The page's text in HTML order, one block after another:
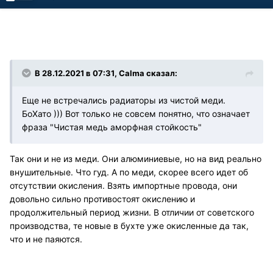
В 28.12.2021 в 07:31, Calma сказал:
Еще не встречались радиаторы из чистой меди.
БоХато ))) Вот только не совсем понятно, что означает
фраза "Чистая медь аморфная стойкость"
Так они и не из меди. Они алюминиевые, но на вид реально
внушительные. Что гуд. А по меди, скорее всего идет об
отсутствии окисления. Взять импортные провода, они
довольно сильно противостоят окислению и
продолжительный период жизни. В отличии от советского
производства, те новые в бухте уже окисленные да так,
что и не паяются.